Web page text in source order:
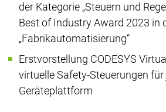
der Kategorie „Steuern und
Best of Industry Award 2023 in
„Fabrikautomatisierung“
Erstvorstellung CODESYS
virtuelle Safety-Steuerungen für
Geräteplattform